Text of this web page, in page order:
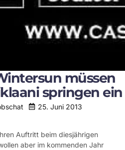
müssen
springen ein
25. Juni 2013
Auftritt beim diesjährigen
aber im kommenden Jahr